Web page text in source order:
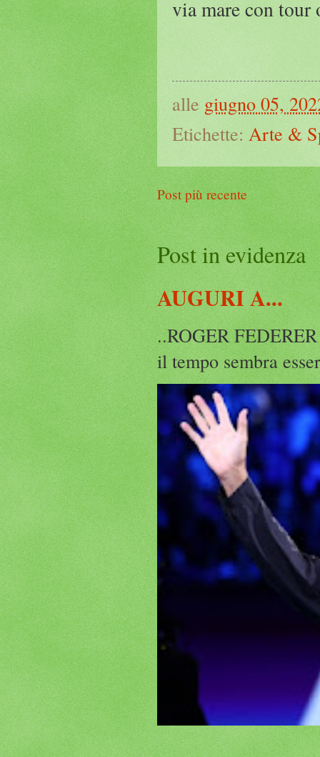
via mare con tour
alle giugno 05,
Etichette: Arte &
Post più recente
Post in evidenza
AUGURI A...
..ROGER
il tempo sembra